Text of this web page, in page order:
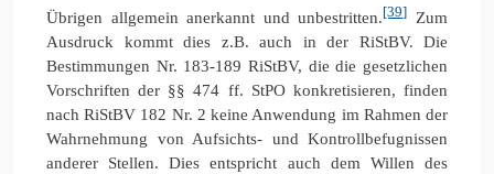
Übrigen allgemein anerkannt und unbestritten.[39]
Zum
Ausdruck kommt dies z.B. auch in der RiStBV. Die
Bestimmungen Nr. 183-189 RiStBV, die die gesetzlichen
Vorschriften der §§ 474 ff. StPO konkretisieren, finden
nach RiStBV 182 Nr. 2 keine Anwendung im Rahmen der
Wahrnehmung von Aufsichts- und Kontrollbefugnissen
anderer Stellen. Dies entspricht auch dem Willen des